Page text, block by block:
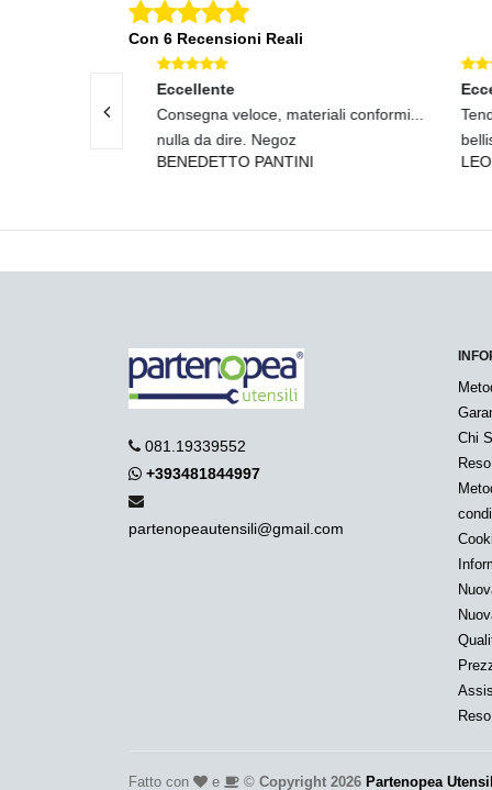
Con 6 Recensioni Reali
Eccellente
Consegna veloce, materiali conformi...
nulla da dire. Negoz
BENEDETTO PANTINI
081.19339552
+393481844997
partenopeautensili@gmail.com
Chi
Fatto con e © Copyright 2026 Partenopea